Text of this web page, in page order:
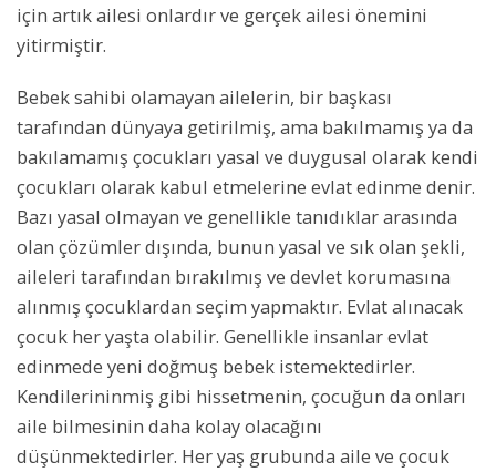
için artık ailesi onlardır ve gerçek ailesi önemini
yitirmiştir.
Bebek sahibi olamayan ailelerin, bir başkası
tarafından dünyaya getirilmiş, ama bakılmamış ya da
bakılamamış çocukları yasal ve duygusal olarak kendi
çocukları olarak kabul etmelerine evlat edinme denir.
Bazı yasal olmayan ve genellikle tanıdıklar arasında
olan çözümler dışında, bunun yasal ve sık olan şekli,
aileleri tarafından bırakılmış ve devlet korumasına
alınmış çocuklardan seçim yapmaktır. Evlat alınacak
çocuk her yaşta olabilir. Genellikle insanlar evlat
edinmede yeni doğmuş bebek istemektedirler.
Kendilerininmiş gibi hissetmenin, çocuğun da onları
aile bilmesinin daha kolay olacağını
düşünmektedirler. Her yaş grubunda aile ve çocuk